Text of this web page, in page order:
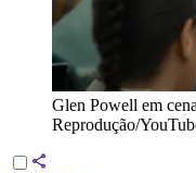
Glen Powell em
Reprodução/